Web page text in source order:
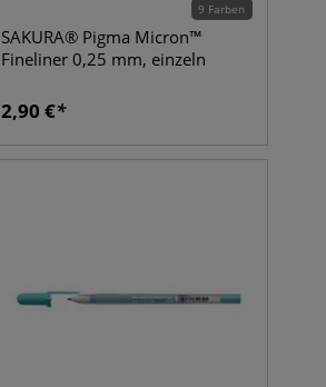
9 Farben
SAKURA® Pigma Micron™
Fineliner 0,25 mm, einzeln
2,90 €